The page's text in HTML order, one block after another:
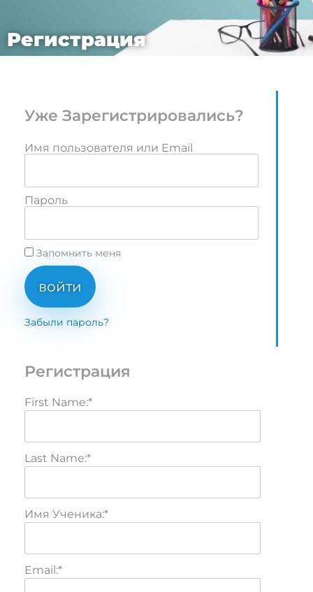
Регистрация
Уже Зарегистрировались?
Имя пользователя или Email
Пароль
Запомнить меня
войти
Забыли пароль?
Регистрация
First Name:*
Last Name:*
Имя Ученика:*
Email:*